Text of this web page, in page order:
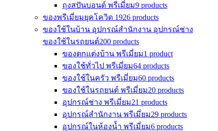
ถุงสปันบอนด์ พรีเมี่ยม9 products
ของพรีเมี่ยมยุคโควิด 1926 products
ของใช้ในบ้าน อุปกรณ์สำนักงาน อุปกรณ์ช่าง
ของใช้ในรถยนต์200 products
ของตกแต่งบ้าน พรีเมี่ยม1 product
ของใช้ทั่วไป พรีเมี่ยม64 products
ของใช้ในครัว พรีเมี่ยม60 products
ของใช้ในรถยนต์ พรีเมี่ยม20 products
อุปกรณ์ช่าง พรีเมี่ยม21 products
อุปกรณ์สำนักงาน พรีเมี่ยม29 products
อุปกรณ์ในห้องน้ำ พรีเมี่ยม6 products